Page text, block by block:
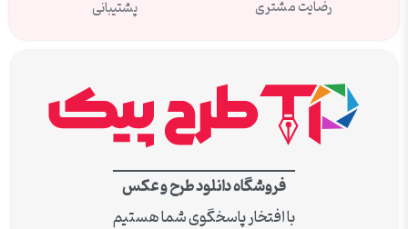
رضایت مشتری پشتیبانی
فروشگاه دانلود طرح و عکس
با افتخار پاسخگوی شما هستیم